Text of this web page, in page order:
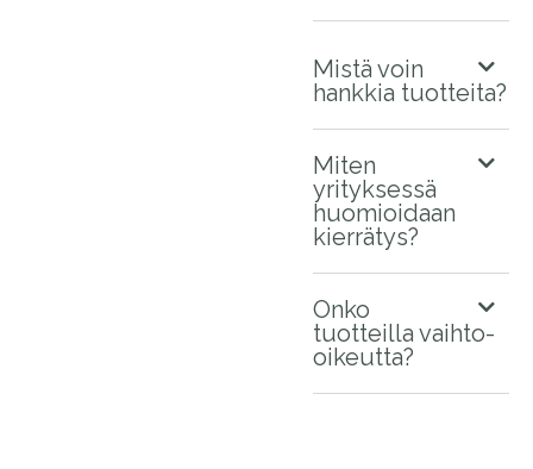
Mistä voin
hankkia tuotteita?
Miten
yrityksessä
huomioidaan
kierrätys?
Onko
tuotteilla vaihto-
oikeutta?